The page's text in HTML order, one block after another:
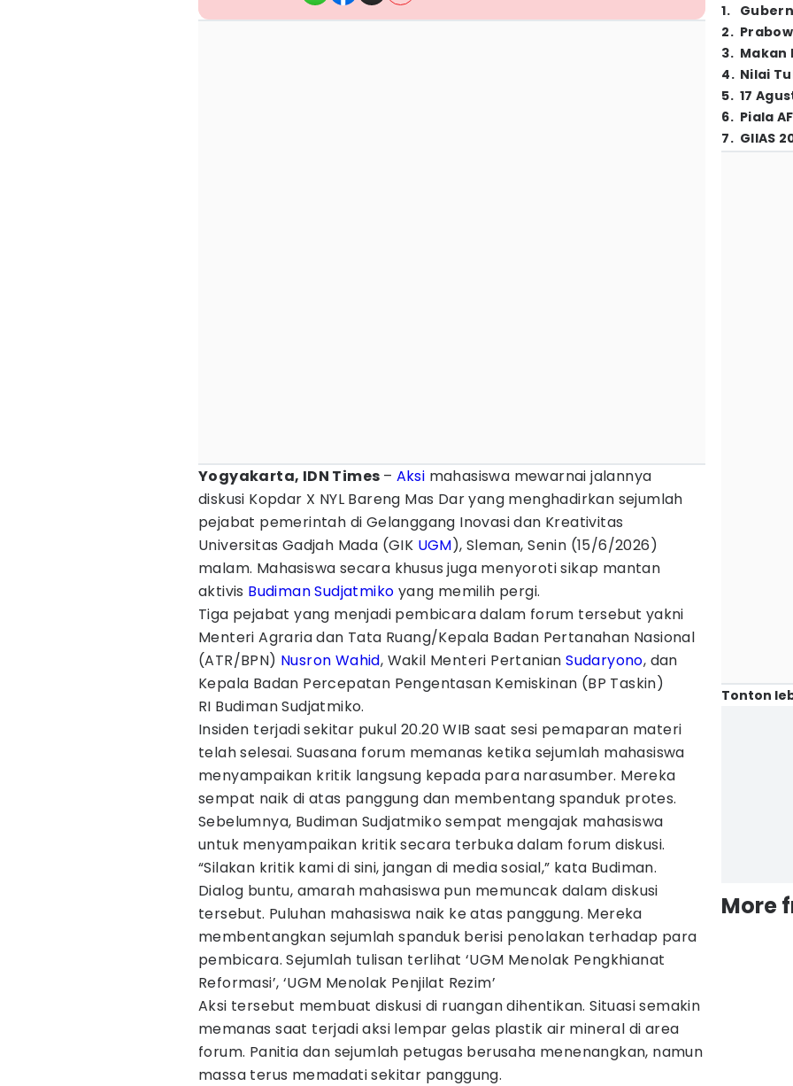
Yogyakarta, IDN Times – Aksi mahasiswa mewarnai jalannya
diskusi Kopdar X NYL Bareng Mas Dar yang menghadirkan sejumlah
pejabat pemerintah di Gelanggang Inovasi dan Kreativitas
Universitas Gadjah Mada (GIK UGM), Sleman, Senin (15/6/2026)
malam. Mahasiswa secara khusus juga menyoroti sikap mantan
aktivis Budiman Sudjatmiko yang memilih pergi.
Tiga pejabat yang menjadi pembicara dalam forum tersebut yakni
Menteri Agraria dan Tata Ruang/Kepala Badan Pertanahan Nasional
(ATR/BPN) Nusron Wahid, Wakil Menteri PertanianSudaryono, dan
Kepala Badan Percepatan Pengentasan Kemiskinan (BP Taskin)
RI Budiman Sudjatmiko.
Insiden terjadi sekitar pukul 20.20 WIB saat sesi pemaparan materi
telah selesai. Suasana forum memanas ketika sejumlah mahasiswa
menyampaikan kritik langsung kepada para narasumber. Mereka
sempat naik di atas panggung dan membentang spanduk protes.
Sebelumnya, Budiman Sudjatmiko sempat mengajak mahasiswa
untuk menyampaikan kritik secara terbuka dalam forum diskusi.
“Silakan kritik kami di sini, jangan di media sosial,” kata Budiman.
Dialog buntu, amarah mahasiswa pun memuncak dalam diskusi
tersebut. Puluhan mahasiswa naik ke atas panggung. Mereka
membentangkan sejumlah spanduk berisi penolakan terhadap para
pembicara. Sejumlah tulisan terlihat ‘UGM Menolak Pengkhianat
Reformasi’, ‘UGM Menolak Penjilat Rezim’
Aksi tersebut membuat diskusi di ruangan dihentikan. Situasi semakin
memanas saat terjadi aksi lempar gelas plastik air mineral di area
forum. Panitia dan sejumlah petugas berusaha menenangkan, namun
massa terus memadati sekitar panggung.
1.
2.
3. Makan
4. Nilai
5. 17
6. Piala
7. GIIAS
Tonton
More